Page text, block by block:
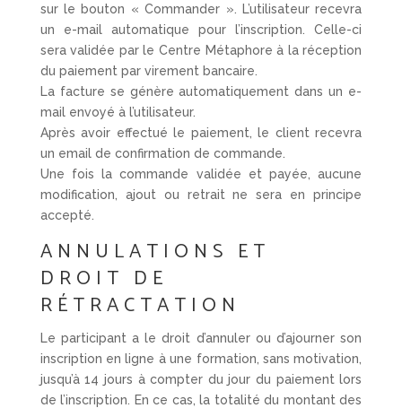
sur le bouton « Commander ». L’utilisateur recevra
un e-mail automatique pour l’inscription. Celle-ci
sera validée par le Centre Métaphore à la réception
du paiement par virement bancaire.
La facture se génère automatiquement dans un e-
mail envoyé à l’utilisateur.
Après avoir effectué le paiement, le client recevra
un email de confirmation de commande.
Une fois la commande validée et payée, aucune
modification, ajout ou retrait ne sera en principe
accepté.
ANNULATIONS ET
DROIT DE
RÉTRACTATION
Le participant a le droit d’annuler ou d’ajourner son
inscription en ligne à une formation, sans motivation,
jusqu’à 14 jours à compter du jour du paiement lors
de l’inscription. En ce cas, la totalité du montant des